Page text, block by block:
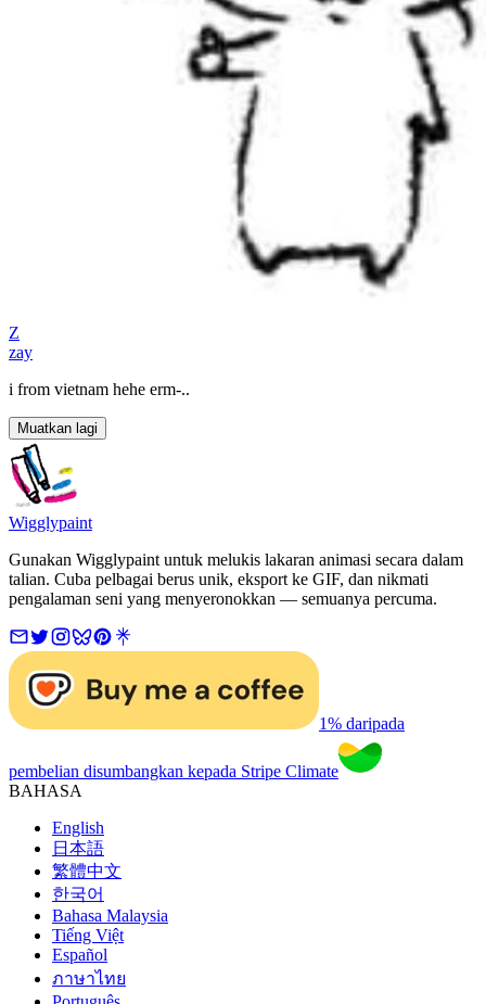
Z
zay
i from vietnam hehe erm-..
Muatkan lagi
Wigglypaint
Gunakan Wigglypaint untuk melukis lakaran animasi secara dalam
talian. Cuba pelbagai berus unik, eksport ke GIF, dan nikmati
pengalaman seni yang menyeronokkan — semuanya percuma.
1% daripada
pembelian disumbangkan kepada Stripe Climate
BAHASA
English
日本語
繁體中文
한국어
Bahasa Malaysia
Tiếng Việt
Español
ภาษาไทย